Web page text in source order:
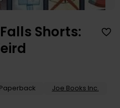
Shorts:
Paperback
Joe Books Inc.